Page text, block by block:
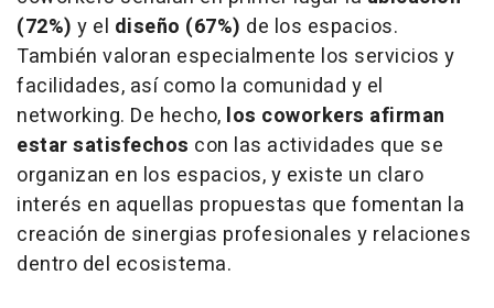
(72%) y el diseño (67%) de los espacios.
También valoran especialmente los servicios y
facilidades, así como la comunidad y el
networking. De hecho, los coworkers afirman
estar satisfechos con las actividades que se
organizan en los espacios, y existe un claro
interés en aquellas propuestas que fomentan la
creación de sinergias profesionales y relaciones
dentro del ecosistema.